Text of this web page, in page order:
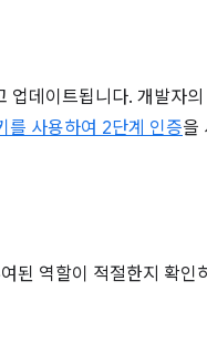
데이트됩니다. 개발자
를 사용하여 2단계 인증을
된 역할이 적절한지 확인